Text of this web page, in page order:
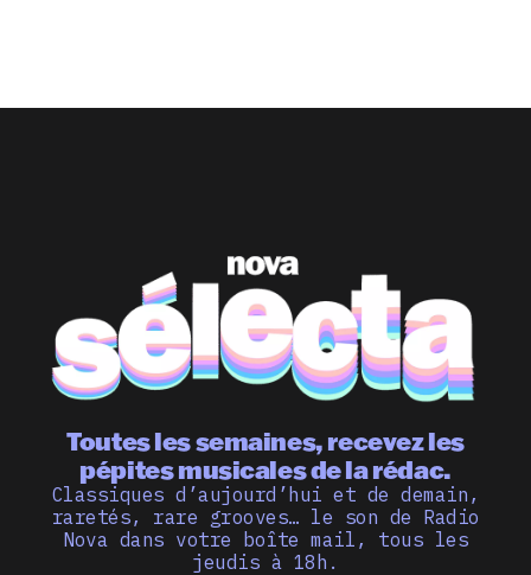
Toutes les semaines, recevez les
pépites musicales de la rédac.
Classiques d’aujourd’hui et de demain,
raretés, rare grooves… le son de Radio
Nova dans votre boîte mail, tous les
jeudis à 18h.